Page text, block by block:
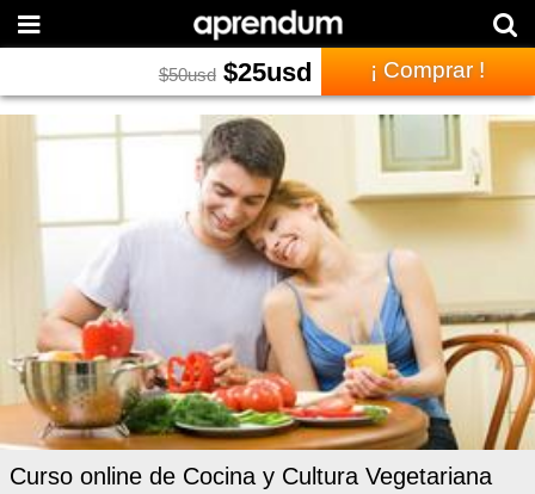
$50usd $25usd ¡ Comprar !
Curso online de Cocina y Cultura Vegetariana